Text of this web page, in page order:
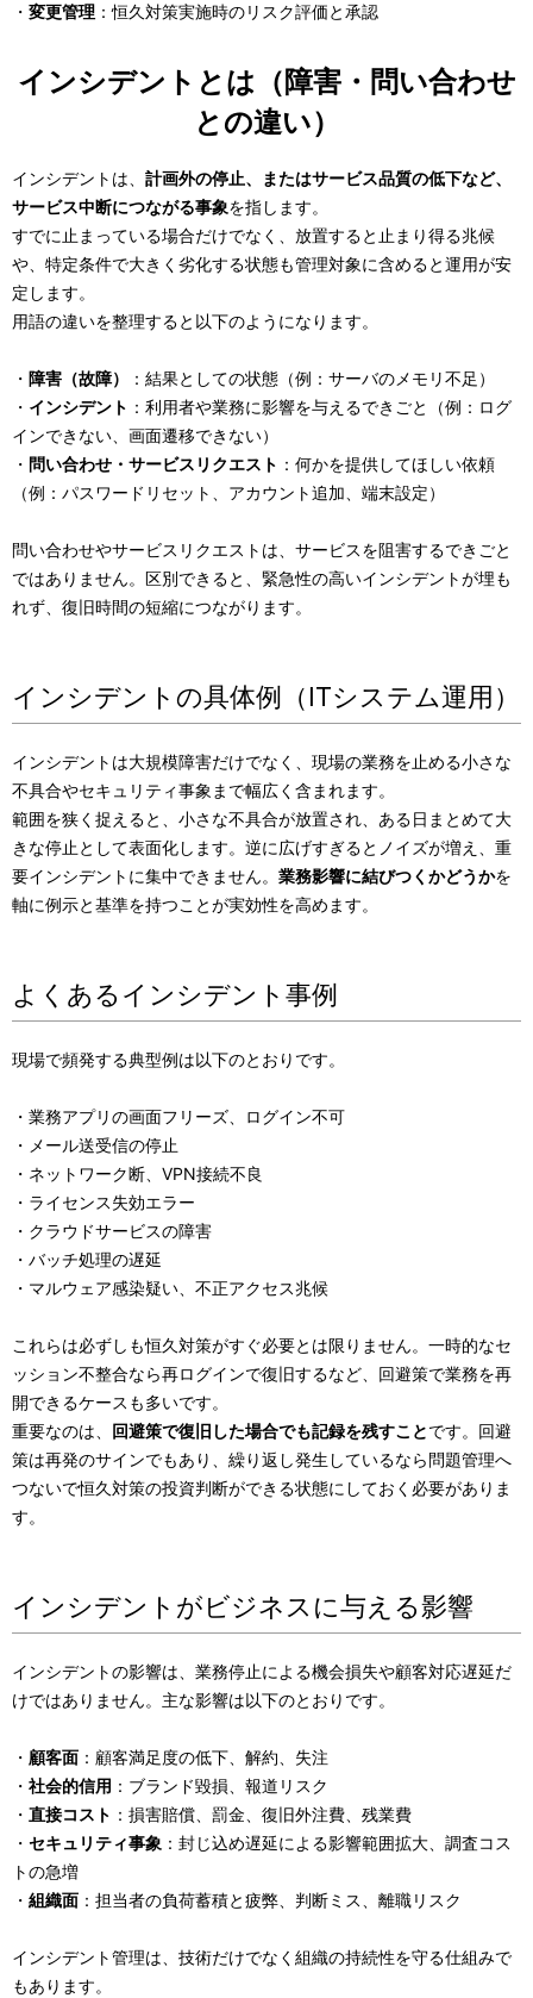
・ 変更管理 ：恒久対策実施時のリスク評価と承認
インシデントとは（障害・問い合わせ
との違い）
インシデントは、 計画外の停止、またはサービス品質の低下など、
サービス中断につながる事象を指します。
すでに止まっている場合だけでなく、放置すると止まり得る兆候
や、特定条件で大きく劣化する状態も管理対象に含めると運用が安
定します。
用語の違いを整理すると以下のようになります。
・ 障害（故障）
：結果としての状態（例：サーバのメモリ不足）
・ インシデント ：利用者や業務に影響を与えるできごと（例：ログ
インできない、画面遷移できない）
・ 問い合わせ・サービスリクエスト ：何かを提供してほしい依頼
（例：パスワードリセット、アカウント追加、端末設定）
問い合わせやサービスリクエストは、サービスを阻害するできごと
ではありません。区別できると、緊急性の高いインシデントが埋も
れず、復旧時間の短縮につながります。
インシデントの具体例（ITシステム運用）
インシデントは大規模障害だけでなく、現場の業務を止める小さな
不具合やセキュリティ事象まで幅広く含まれます。
範囲を狭く捉えると、小さな不具合が放置され、ある日まとめて大
きな停止として表面化します。逆に広げすぎるとノイズが増え、重
要インシデントに集中できません。 業務影響に結びつくかどうかを
軸に例示と基準を持つことが実効性を高めます。
よくあるインシデント事例
現場で頻発する典型例は以下のとおりです。
・業務アプリの画面フリーズ、ログイン不可
・メール送受信の停止
・ネットワーク断、VPN接続不良
・ライセンス失効エラー
・クラウドサービスの障害
・バッチ処理の遅延
・マルウェア感染疑い、不正アクセス兆候
これらは必ずしも恒久対策がすぐ必要とは限りません。一時的なセ
ッション不整合なら再ログインで復旧するなど、回避策で業務を再
開できるケースも多いです。
重要なのは、 回避策で復旧した場合でも記録を残すことです。回避
策は再発のサインでもあり、繰り返し発生しているなら問題管理へ
つないで恒久対策の投資判断ができる状態にしておく必要がありま
す。
インシデントがビジネスに与える影響
インシデントの影響は、業務停止による機会損失や顧客対応遅延だ
けではありません。主な影響は以下のとおりです。
・ 顧客面 ：顧客満足度の低下、解約、失注
・ 社会的信用 ：ブランド毀損、報道リスク
・ 直接コスト ：損害賠償、罰金、復旧外注費、残業費
・ セキュリティ事象 ：封じ込め遅延による影響範囲拡大、調査コス
トの急増
・ 組織面 ：担当者の負荷蓄積と疲弊、判断ミス、離職リスク
インシデント管理は、技術だけでなく組織の持続性を守る仕組みで
もあります。